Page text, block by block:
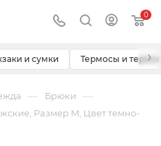
0
и сумки Термосы и ›
— Брюки —
Размер M, Цвет темно-